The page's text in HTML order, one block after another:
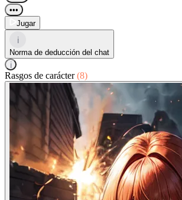
•••
Jugar
i
Norma de deducción del chat
i
Rasgos de carácter(8)